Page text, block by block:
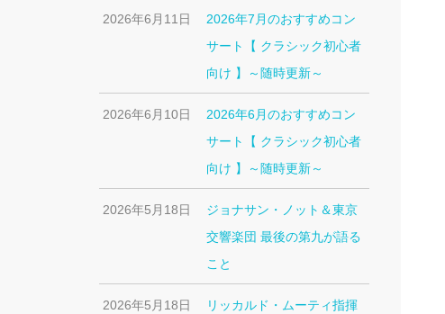
2026年6月11日
2026年7月のおすすめコン
サート【 クラシック初心者
向け 】～随時更新～
2026年6月10日
2026年6月のおすすめコン
サート【 クラシック初心者
向け 】～随時更新～
2026年5月18日
ジョナサン・ノット＆東京
交響楽団 最後の第九が語る
こと
2026年5月18日
リッカルド・ムーティ指揮